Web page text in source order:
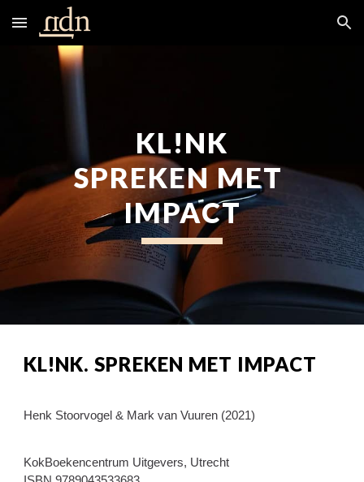
Skip to main content Skip to navigation
KL!NK
SPREKEN MET
IMPACT
KL!NK. SPREKEN MET IMPACT
Henk Stoorvogel & Mark van Vuuren (2021)
KokBoekencentrum Uitgevers, Utrecht